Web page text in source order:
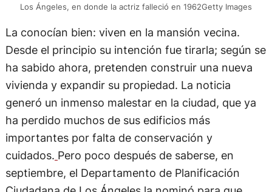
Los Ángeles, en donde la actriz falleció en 1962Getty Images
La conocían bien: viven en la mansión vecina.
Desde el principio su intención fue tirarla; según se
ha sabido ahora, pretenden construir una nueva
vivienda y expandir su propiedad. La noticia
generó un inmenso malestar en la ciudad, que ya
ha perdido muchos de sus edificios más
importantes por falta de conservación y
cuidados. Pero poco después de saberse, en
septiembre, el Departamento de Planificación